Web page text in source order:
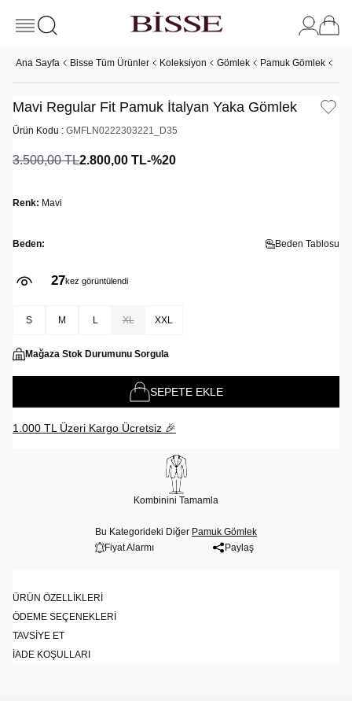
Ana Sayfa Bisse Tüm Ürünler Koleksiyon Gömlek Pamuk Gömlek
Mavi Regular Fit Pamuk İtalyan Yaka Gömlek
Ürün Kodu : GMFLN0222303221_D35
3.500,00TL2.800,00 TL-%20
Renk: Mavi
Beden: Beden Tablosu
27kez görüntülendi
S M L XL XXL
Mağaza Stok Durumunu Sorgula
SEPETE EKLE
1.000 TL Üzeri Kargo Ücretsiz 🎉
Kombinini Tamamla
Bu Kategorideki Diğer Pamuk Gömlek
Fiyat Alarmı
Paylaş
ÜRÜN ÖZELLIKLERI
ÖDEME SEÇENEKLERI
TAVSIYE ET
İADE KOŞULLARI